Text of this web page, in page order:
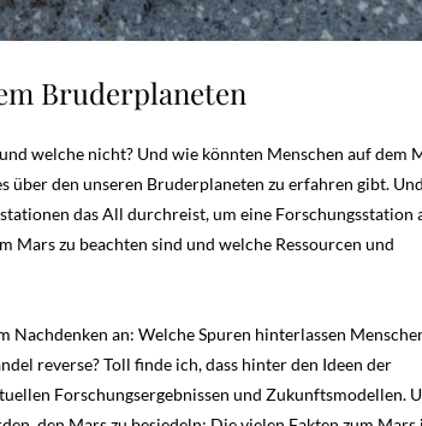
Bruderplaneten
welche nicht? Und wie könnten Menschen auf dem
über den unseren Bruderplaneten zu erfahren gibt.
das All durchreist, um eine Forschungsstation
zu beachten sind und welche Ressourcen und
an: Welche Spuren hinterlassen
reverse? Toll finde ich, dass hinter den Ideen der
Forschungsergebnissen und Zukunftsmodellen.